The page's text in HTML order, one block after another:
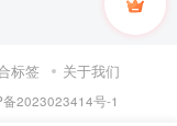
标签 关于我们
备2023023414号-1